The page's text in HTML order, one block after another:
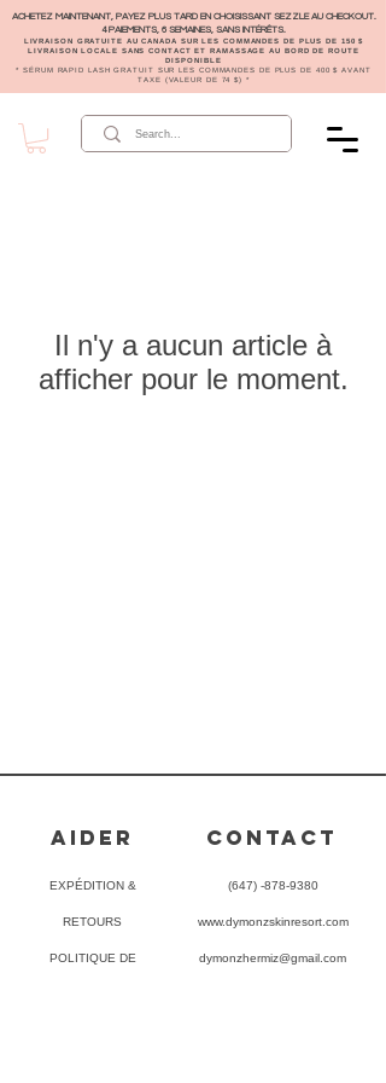
ACHETEZ MAINTENANT, PAYEZ PLUS TARD EN CHOISISSANT SEZZLE AU CHECKOUT.
4 PAIEMENTS, 6 SEMAINES, SANS INTÉRÊTS.
LIVRAISON GRATUITE AU CANADA SUR LES COMMANDES DE PLUS DE 150 $
LIVRAISON LOCALE SANS CONTACT ET RAMASSAGE AU BORD DE ROUTE
DISPONIBLE
* SÉRUM RAPID LASH GRATUIT SUR LES COMMANDES DE PLUS DE 400 $ AVANT
TAXE (VALEUR DE 74 $) *
Il n'y a aucun article à
afficher pour le moment.
AIDER
EXPÉDITION &
RETOURS
POLITIQUE DE
CONTACT
(647) -878-9380
www.dymonzskinresort.com
dymonzhermiz@gmail.com